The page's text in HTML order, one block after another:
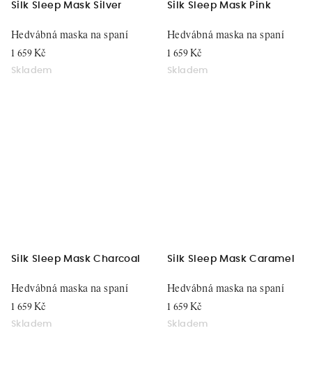
Silk Sleep Mask Silver
1 659 Kč
Skladem
Hedvábná maska na spaní
Silk Sleep Mask Pink
1 659 Kč
Skladem
Hedvábná maska na spaní
Silk Sleep Mask Charcoal
1 659 Kč
Skladem
Hedvábná maska na spaní
Silk Sleep Mask Caramel
1 659 Kč
Skladem
Hedvábná maska na spaní